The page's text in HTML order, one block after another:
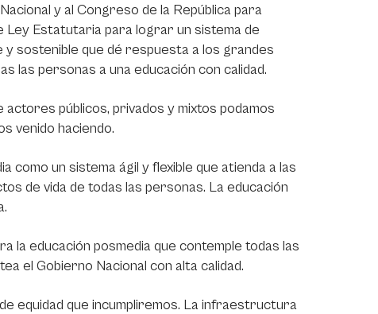
y al Congreso de la República para
Estatutaria para lograr un sistema de
sostenible que dé respuesta a los grandes
las personas a una educación con calidad.
públicos, privados y mixtos podamos
venido haciendo.
como un sistema ágil y flexible que atienda a las
de vida de todas las personas. La educación
la educación posmedia que contemple todas las
el Gobierno Nacional con alta calidad.
equidad que incumpliremos. La infraestructura